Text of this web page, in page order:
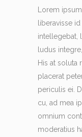
Lorem
liberavisse
intellegebat,
ludus
His at soluta
placerat
periculis ei.
cu, ad mea
omnium
moderatius